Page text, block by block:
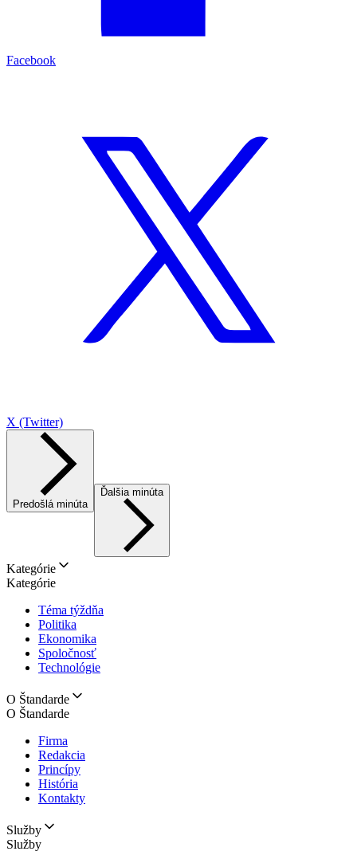
Facebook
X (Twitter)
Predošlá minúta
Ďalšia minúta
Kategórie
Kategórie
Téma týždňa
Politika
Ekonomika
Spoločnosť
Technológie
O Štandarde
O Štandarde
Firma
Redakcia
Princípy
História
Kontakty
Služby
Služby